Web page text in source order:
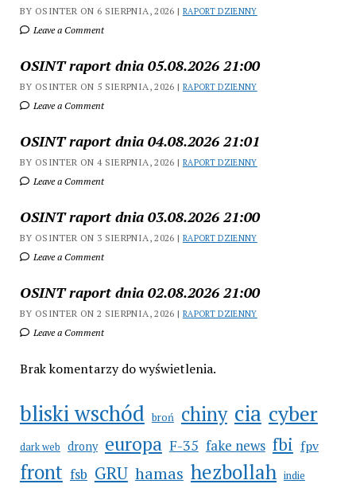
BY OSINTER ON 6 SIERPNIA, 2026 | RAPORT DZIENNY
Leave a Comment
OSINT raport dnia 05.08.2026 21:00
BY OSINTER ON 5 SIERPNIA, 2026 | RAPORT DZIENNY
Leave a Comment
OSINT raport dnia 04.08.2026 21:01
BY OSINTER ON 4 SIERPNIA, 2026 | RAPORT DZIENNY
Leave a Comment
OSINT raport dnia 03.08.2026 21:00
BY OSINTER ON 3 SIERPNIA, 2026 | RAPORT DZIENNY
Leave a Comment
OSINT raport dnia 02.08.2026 21:00
BY OSINTER ON 2 SIERPNIA, 2026 | RAPORT DZIENNY
Leave a Comment
Brak komentarzy do wyświetlenia.
bliski wschód broń chiny cia cyber
dark web drony europa F-35 fake news fbi fpv
front fsb GRU hamas hezbollah indie